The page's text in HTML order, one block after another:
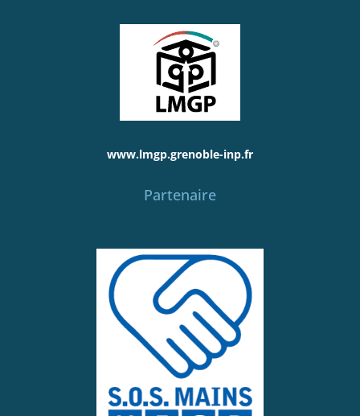
www.lmgp.grenoble-inp.fr
Partenaire